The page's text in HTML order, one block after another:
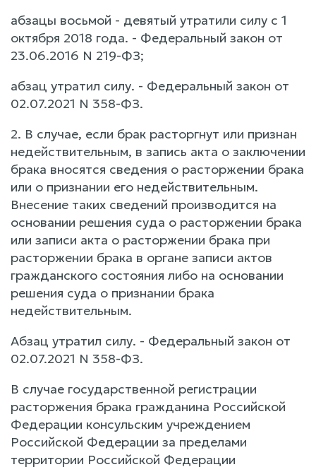
абзацы восьмой - девятый утратили силу с 1
октября 2018 года. - Федеральный закон от
23.06.2016 N 219-ФЗ;
абзац утратил силу. - Федеральный закон от
02.07.2021 N 358-ФЗ.
2. В случае, если брак расторгнут или признан
недействительным, в запись акта о заключении
брака вносятся сведения о расторжении брака
или о признании его недействительным.
Внесение таких сведений производится на
основании решения суда о расторжении брака
или записи акта о расторжении брака при
расторжении брака в органе записи актов
гражданского состояния либо на основании
решения суда о признании брака
недействительным.
Абзац утратил силу. - Федеральный закон от
02.07.2021 N 358-ФЗ.
В случае государственной регистрации
расторжения брака гражданина Российской
Федерации консульским учреждением
Российской Федерации за пределами
территории Российской Федерации